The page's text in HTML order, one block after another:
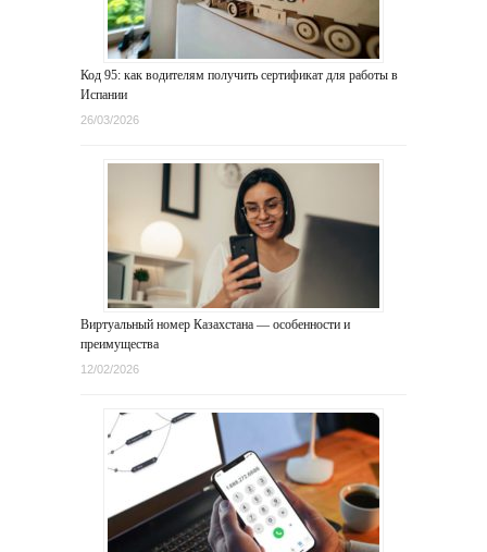
Код 95: как водителям получить сертификат для работы в
Испании
26/03/2026
Виртуальный номер Казахстана — особенности и
преимущества
12/02/2026